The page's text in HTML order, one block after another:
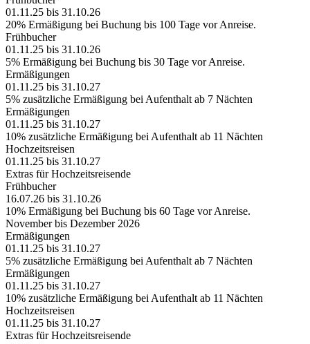
01.11.25 bis 31.10.26
20% Ermäßigung bei Buchung bis 100 Tage vor Anreise.
Frühbucher
01.11.25 bis 31.10.26
5% Ermäßigung bei Buchung bis 30 Tage vor Anreise.
Ermäßigungen
01.11.25 bis 31.10.27
5% zusätzliche Ermäßigung bei Aufenthalt ab 7 Nächten
Ermäßigungen
01.11.25 bis 31.10.27
10% zusätzliche Ermäßigung bei Aufenthalt ab 11 Nächten
Hochzeitsreisen
01.11.25 bis 31.10.27
Extras für Hochzeitsreisende
Frühbucher
16.07.26 bis 31.10.26
10% Ermäßigung bei Buchung bis 60 Tage vor Anreise.
November bis Dezember 2026
Ermäßigungen
01.11.25 bis 31.10.27
5% zusätzliche Ermäßigung bei Aufenthalt ab 7 Nächten
Ermäßigungen
01.11.25 bis 31.10.27
10% zusätzliche Ermäßigung bei Aufenthalt ab 11 Nächten
Hochzeitsreisen
01.11.25 bis 31.10.27
Extras für Hochzeitsreisende